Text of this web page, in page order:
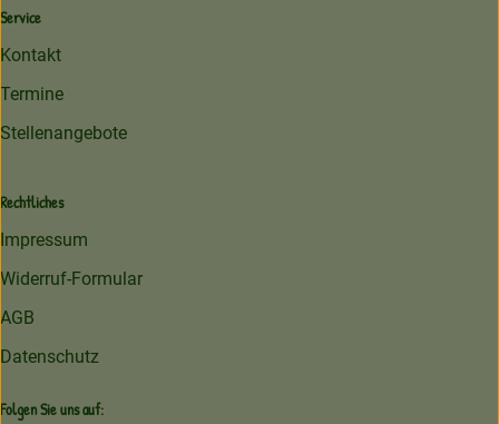
Service
Kontakt
Termine
Stellenangebote
Rechtliches
Impressum
Widerruf-Formular
AGB
Datenschutz
Folgen Sie uns auf: